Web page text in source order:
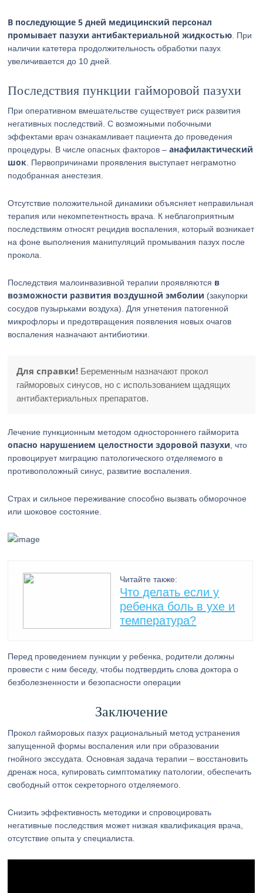
В последующие 5 дней медицинский персонал
промывает пазухи антибактериальной жидкостью . При
наличии катетера продолжительность обработки пазух
увеличивается до 10 дней.
Последствия пункции гайморовой пазухи
При оперативном вмешательстве существует риск развития
негативных последствий. С возможными побочными
эффектами врач ознакамливает пациента до проведения
процедуры. В числе опасных факторов –анафилактический
шок . Первопричинами проявления выступает неграмотно
подобранная анестезия.
Отсутствие положительной динамики объясняет неправильная
терапия или некомпетентность врача. К неблагоприятным
последствиям относят рецидив воспаления, который возникает
на фоне выполнения манипуляций промывания пазух после
прокола.
Последствия малоинвазивной терапии проявляются в
возможности развития воздушной эмболии (закупорки
сосудов пузырьками воздуха). Для угнетения патогенной
микрофлоры и предотвращения появления новых очагов
воспаления назначают антибиотики.
Для справки! Беременным назначают прокол
гайморовых синусов, но с использованием щадящих
антибактериальных препаратов.
Лечение пункционным методом одностороннего гайморита
опасно нарушением целостности здоровой пазухи , что
провоцирует миграцию патологического отделяемого в
противоположный синус, развитие воспаления.
Страх и сильное переживание способно вызвать обморочное
или шоковое состояние.
Читайте также:
Что делать если у
ребенка боль в ухе и
температура?
Перед проведением пункции у ребенка, родители должны
провести с ним беседу, чтобы подтвердить слова доктора о
безболезненности и безопасности операции
Заключение
Прокол гайморовых пазух рациональный метод устранения
запущенной формы воспаления или при образовании
гнойного экссудата. Основная задача терапии – восстановить
дренаж носа, купировать симптоматику патологии, обеспечить
свободный отток секреторного отделяемого.
Снизить эффективность методики и спровоцировать
негативные последствия может низкая квалификация врача,
отсутствие опыта у специалиста.